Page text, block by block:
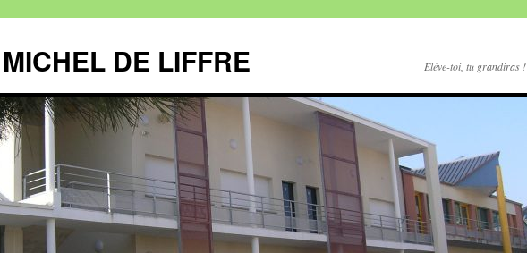
DE LIFFRE Elève-toi, tu grandiras !